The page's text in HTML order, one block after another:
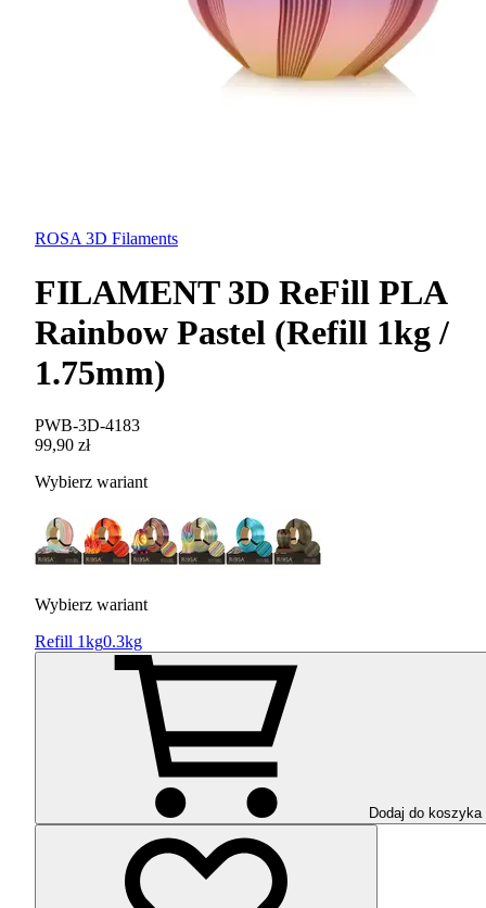
ROSA 3D Filaments
FILAMENT 3D ReFill PLA
Rainbow Pastel (Refill 1kg /
1.75mm)
PWB-3D-4183
99,90 zł
Wybierz wariant
Wybierz wariant
Refill 1kg0.3kg
Dodaj do koszyka